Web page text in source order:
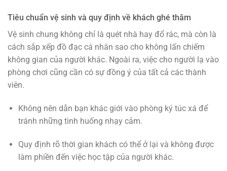
Tiêu chuẩn vệ sinh và quy định về khách ghé thăm
Vệ sinh chung không chỉ là quét nhà hay đổ rác, mà còn là
cách sắp xếp đồ đạc cá nhân sao cho không lấn chiếm
không gian của người khác. Ngoài ra, việc cho người lạ vào
phòng chơi cũng cần có sự đồng ý của tất cả các thành
viên.
Không nên dẫn bạn khác giới vào phòng ký túc xá để
tránh những tình huống nhạy cảm.
Quy định rõ thời gian khách có thể ở lại và không được
làm phiền đến việc học tập của người khác.